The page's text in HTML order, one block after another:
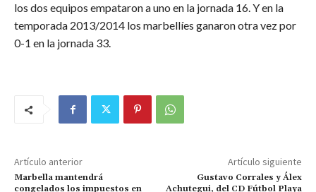
los dos equipos empataron a uno en la jornada 16. Y en la
temporada 2013/2014 los marbellíes ganaron otra vez por
0-1 en la jornada 33.
Artículo anterior
Marbella mantendrá
congelados los impuestos en
Artículo siguiente
Gustavo Corrales y Álex
Achutegui, del CD Fútbol Playa